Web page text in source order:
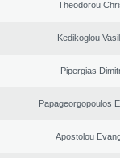
Theodorou
Kedikoglou
Pipergias
Papageorgopoulos
Apostolou